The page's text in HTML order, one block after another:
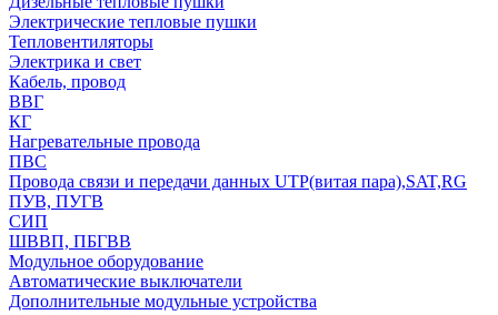
Электрические тепловые пушки
Тепловентиляторы
Электрика и свет
Кабель, провод
ВВГ
КГ
Нагревательные провода
ПВС
Провода связи и передачи данных UTP(витая пара),SAT,RG
ПУВ, ПУГВ
СИП
ШВВП, ПБГВВ
Модульное оборудование
Автоматические выключатели
Дополнительные модульные устройства